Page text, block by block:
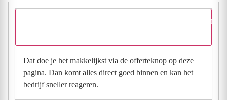
Hoe vraag ik een offerte aan bij Rioleringservice Haarlem L.J.C.
Dat doe je het makkelijkst via de offerteknop op deze
pagina. Dan komt alles direct goed binnen en kan het
bedrijf sneller reageren.